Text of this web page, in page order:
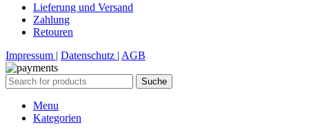
Lieferung und Versand
Zahlung
Retouren
Impressum | Datenschutz | AGB
Suche
Menu
Kategorien